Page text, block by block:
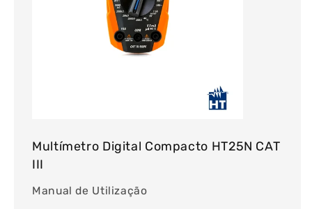
Multímetro Digital Compacto HT25N CAT
III
Manual de Utilização